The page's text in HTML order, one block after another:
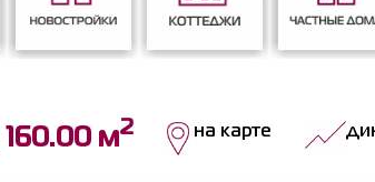
Новостройки Коттеджи Частные
160.00 м2 на карте